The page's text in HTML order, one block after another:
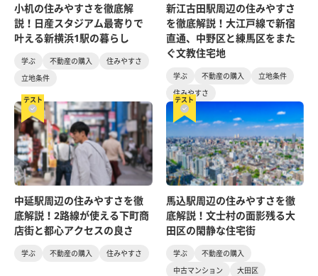
小机の住みやすさを徹底解
説！日産スタジアム最寄りで
叶える新横浜1駅の暮らし
学ぶ 不動産の購入
住みやすさ
立地条件
新江古田駅周辺の住みやすさ
を徹底解説！大江戸線で新宿
直通、中野区と練馬区をまた
ぐ文教住宅地
学ぶ 不動産の購入
立地条件
住みやすさ
テスト
中延駅周辺の住みやすさを徹
底解説！2路線が使える下町商
店街と都心アクセスの良さ
学ぶ 不動産の購入 住みやすさ
テスト
馬込駅周辺の住みやすさを徹
底解説！文士村の面影残る大
田区の閑静な住宅街
学ぶ
不動産の購入
中古マンション
大田区